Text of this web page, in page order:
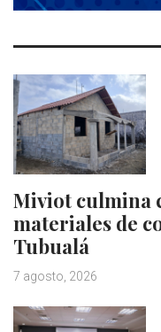
Miviot culmina
materiales de
Tubualá
7 agosto, 2026